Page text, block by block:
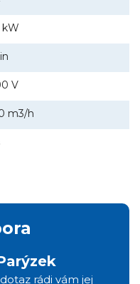
kW
V
m3/h
rádi vám jej